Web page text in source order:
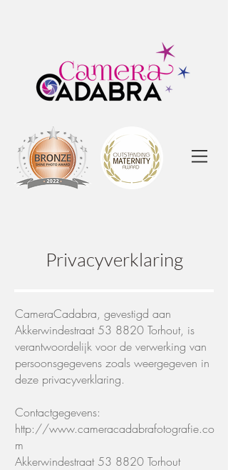
Privacyverklaring
CameraCadabra, gevestigd aan
Akkerwindestraat 53 8820 Torhout, is
verantwoordelijk voor de verwerking van
persoonsgegevens zoals weergegeven in
deze privacyverklaring.
Contactgegevens:
http://www.cameracadabrafotografie.co
m
Akkerwindestraat 53 8820 Torhout